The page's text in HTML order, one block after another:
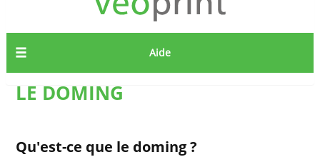
Aide
LE DOMING
Qu'est-ce que le doming ?